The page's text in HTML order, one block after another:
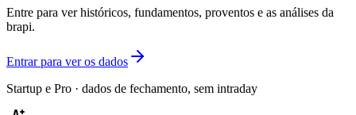
Entre para ver históricos, fundamentos, proventos e as análises da
brapi.
Entrar para ver os dados
Startup e Pro · dados de fechamento, sem intraday